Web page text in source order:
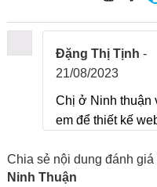
Đặng Thị Tịnh -
21/08/2023
Chị ở Ninh thuận
em để thiết kế
Chia sẻ nội dung đánh giá
Ninh Thuận